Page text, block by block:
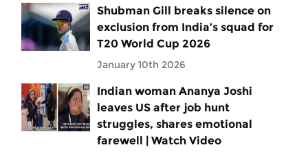
Shubman Gill breaks silence on
exclusion from India’s squad for
T20 World Cup 2026
January 10th 2026
Indian woman Ananya Joshi
leaves US after job hunt
struggles, shares emotional
farewell | Watch Video